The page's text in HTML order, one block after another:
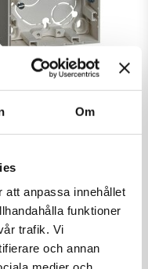
Om
att anpassa innehållet
funktioner
trafik. Vi
och annan
S.1
Låg
2 varianter i webblager